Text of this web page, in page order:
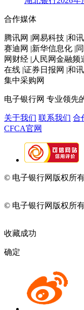
合作媒体
腾讯网 |网易科技 |和
赛迪网 |新华信息化 |
网财经 |人民网金融频
在线 |证券日报网 |和
集中采购网
电子银行网 专业领先
关于我们 联系我们 合
CFCA官网
© 电子银行网版权所
© 电子银行网版权所
收藏成功
确定